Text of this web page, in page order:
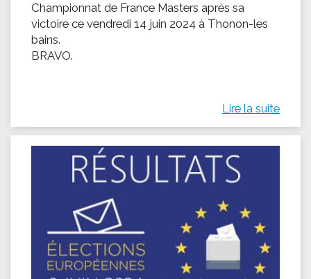
Championnat de France Masters après sa
victoire ce vendredi 14 juin 2024 à Thonon-les
bains.
BRAVO.
Lire la suite